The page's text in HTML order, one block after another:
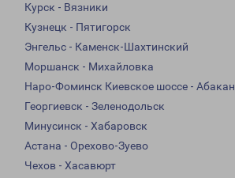
Курск - Вязники
Кузнецк - Пятигорск
Энгельс - Каменск-Шахтинский
Моршанск - Михайловка
Наро-Фоминск Киевское шоссе - Абакан
Георгиевск - Зеленодольск
Минусинск - Хабаровск
Астана - Орехово-Зуево
Чехов - Хасавюрт